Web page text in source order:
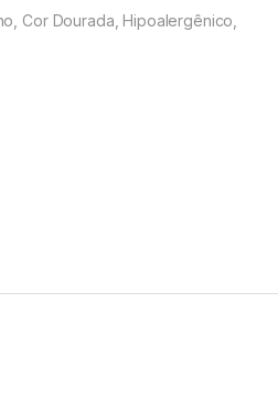
Cor Dourada, Hipoalergênico,